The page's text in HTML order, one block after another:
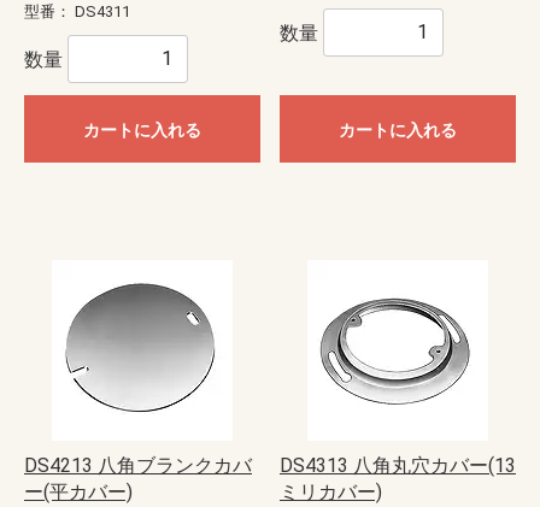
型番： DS4311
数量
カートに入れる
数量
カートに入れる
DS4213 八角ブランクカバ
ー(平カバー)
DS4313 八角丸穴カバー(13
ミリカバー)